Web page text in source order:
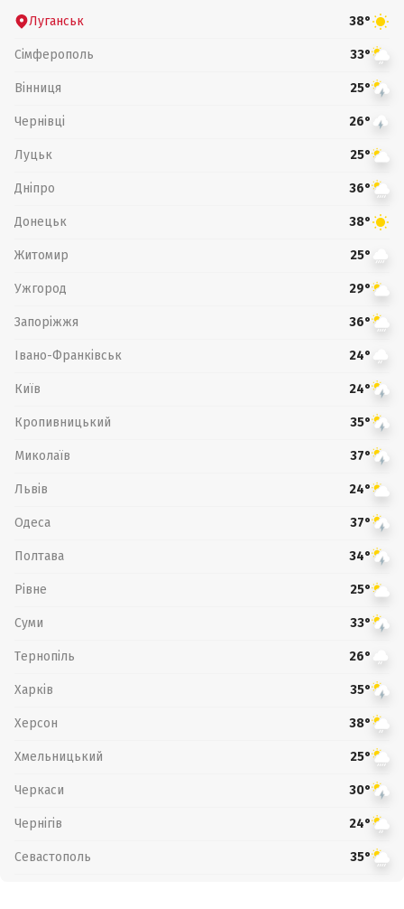
Луганськ 38°
Сімферополь 33°
Вінниця 25°
Чернівці 26°
Луцьк 25°
Дніпро 36°
Донецьк 38°
Житомир 25°
Ужгород 29°
Запоріжжя 36°
Івано-Франківськ 24°
Київ 24°
Кропивницький 35°
Миколаїв 37°
Львів 24°
Одеса 37°
Полтава 34°
Рівне 25°
Суми 33°
Тернопіль 26°
Харків 35°
Херсон 38°
Хмельницький 25°
Черкаси 30°
Чернігів 24°
Севастополь 35°